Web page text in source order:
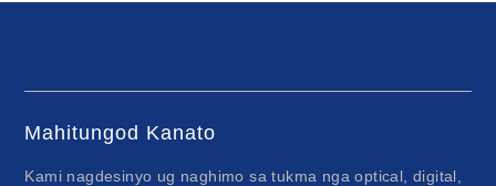
Mahitungod Kanato
Kami nagdesinyo ug naghimo sa tukma nga optical, digital,